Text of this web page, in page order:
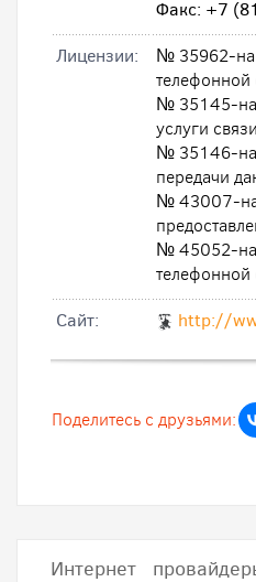
Факс: +7
Лицензии:
№ 35962-на
телефонной
№ 35145-на
услуги связи
№ 35146-на
передачи
№ 43007-на
№ 45052-на
телефонной
Cайт:
http://
Поделитесь с друзьями:
Интернет